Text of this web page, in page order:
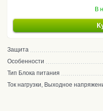
В
Защита
Особенности
Тип Блока питания
Ток нагрузки, Выходное